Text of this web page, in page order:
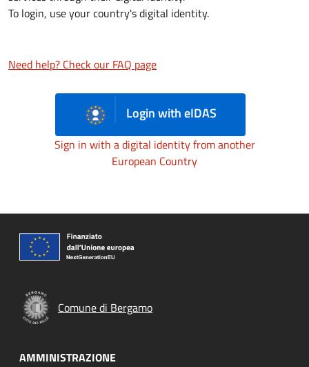
To login, use your country's digital identity.
Need help? Check our FAQ page
Login with eIDAS
Sign in with a digital identity from another
European Country
Comune di Bergamo
AMMINISTRAZIONE